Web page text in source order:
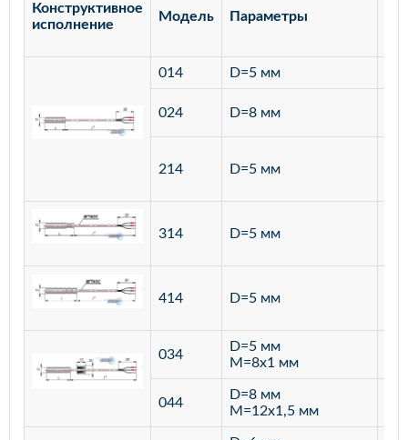
Конструктивное
исполнение
Модель Параметры
014 D=5 мм
024 D=8 мм
214 D=5 мм
314 D=5 мм
414 D=5 мм
034
D=5 мм
M=8х1 мм
044
D=8 мм
M=12х1,5 мм